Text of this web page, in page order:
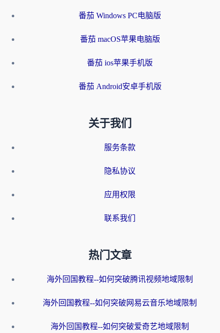
番茄 Windows PC电脑版
番茄 macOS苹果电脑版
番茄 ios苹果手机版
番茄 Android安卓手机版
关于我们
服务条款
隐私协议
应用权限
联系我们
热门文章
海外回国教程--如何突破腾讯视频地域限制
海外回国教程--如何突破网易云音乐地域限制
海外回国教程--如何突破爱奇艺地域限制